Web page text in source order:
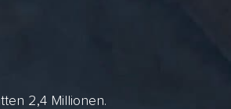
2,4 Millionen.